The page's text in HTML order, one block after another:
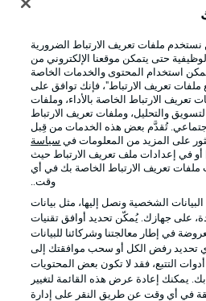
Football as it's
الدوري الألماني
ملفات تعريف الارتباط الضرورية
حتى يتمكن موقعنا الإلكتروني من
استخدام المحتوى والخدمات الخاصة
ملفات تعريف الارتباط"، فإنك توافق على
تعريف الارتباط الخاصة بالأداء، وملفات
والتحليل، وملفات تعريف الارتباط
تُقدَّم بعض هذه الخدمات من قِبل
على المزيد من المعلومات في سياسة
] أو في إعدادات ملف تعريف الارتباط حيث
ملفات تعريف الارتباط الخاصة بك في أي
وقت..
الشخصية ونصل إليها، مثل بيانات
على جهازك. يُمكّن تحديد أوافق تقنيات
في إطار معالجتنا وشركائنا للبيانات
تحديد رفض الكل أو سحب موافقتك إلى
التتبع، فقد لا تكون بعض المحتويات
بك. يمكنك إعادة عرض هذه القائمة لتغيير
في أي وقت عن طريق النقر على إدارة